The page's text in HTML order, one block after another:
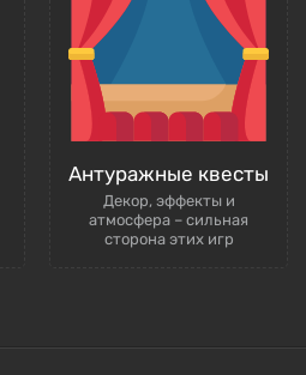
Антуражные квесты
Декор, эффекты и
атмосфера – сильная
сторона этих игр